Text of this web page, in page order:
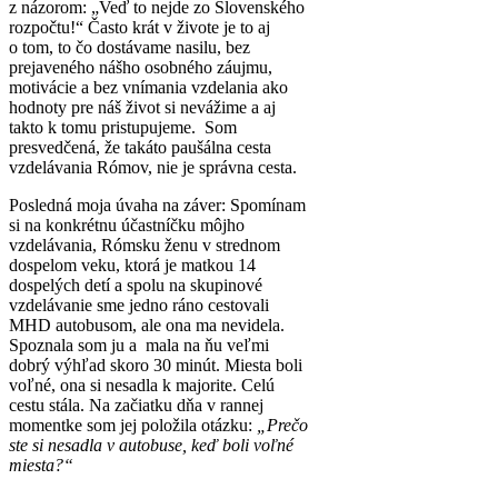
z názorom: „Veď to nejde zo Slovenského
rozpočtu!“ Často krát v živote je to aj
o tom, to čo dostávame nasilu, bez
prejaveného nášho osobného záujmu,
motivácie a bez vnímania vzdelania ako
hodnoty pre náš život si nevážime a aj
takto k tomu pristupujeme. Som
presvedčená, že takáto paušálna cesta
vzdelávania Rómov, nie je správna cesta.
Posledná moja úvaha na záver: Spomínam
si na konkrétnu účastníčku môjho
vzdelávania, Rómsku ženu v strednom
dospelom veku, ktorá je matkou 14
dospelých detí a spolu na skupinové
vzdelávanie sme jedno ráno cestovali
MHD autobusom, ale ona ma nevidela.
Spoznala som ju a mala na ňu veľmi
dobrý výhľad skoro 30 minút. Miesta boli
voľné, ona si nesadla k majorite. Celú
cestu stála. Na začiatku dňa v rannej
momentke som jej položila otázku:
„Prečo
ste si nesadla v autobuse, keď boli voľné
miesta?“